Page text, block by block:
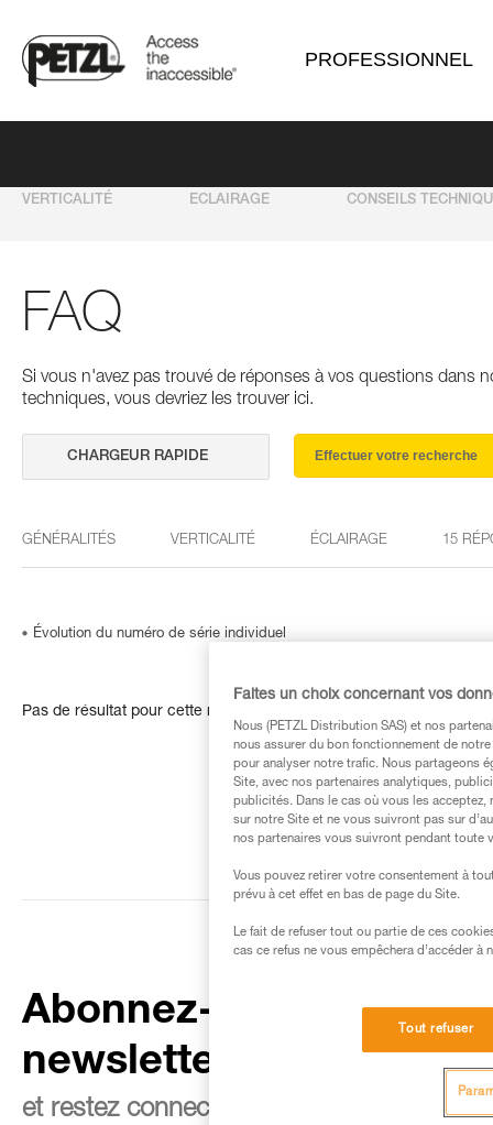
PROFESSIONNEL
VERTICALITÉ ECLAIRAGE CONSEILS
FAQ
Si vous n'avez pas trouvé de réponses à vos questions dans
techniques, vous devriez les trouver ici.
Effectuer votre recherche
GÉNÉRALITÉS VERTICALITÉ ÉCLAIRAGE 15
Évolution du numéro de série individuel
Pas de résultat pour cette recherche
Abonnez-vous à la
newsletter
et restez connecté à notre actualité
Faites un choix concernant vos
Nous (PETZL Distribution SAS) et nos
nous assurer du bon fonctionnement de
pour analyser notre trafic. Nous partageons
Site, avec nos partenaires analytiques,
publicités. Dans le cas où vous les
sur notre Site et ne vous suivront pas sur
nos partenaires vous suivront pendant toute
Vous pouvez retirer votre consentement à
prévu à cet effet en bas de page du Site.
Le fait de refuser tout ou partie de ces
cas ce refus ne vous empêchera d’accéder à
Tout refuser